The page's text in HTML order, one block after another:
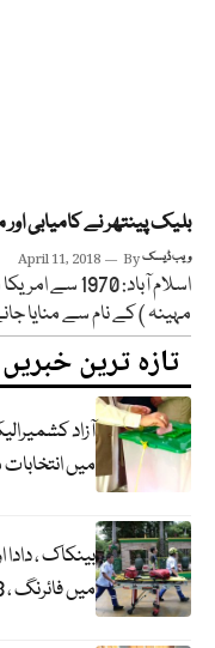
بلیک پینتھر نے کامیابی
April 11, 2018 Byویب ڈیسک
اسلام آباد:
مہینہ ) کے نام سے منایا
تازہ ترین خبریں
آزاد
میں
بینکاک ،
میں فائرنگ ، 8 افراد ہلاک ، 14 زخمی